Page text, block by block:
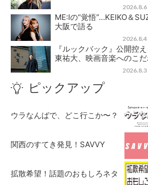
ME:Iの“覚悟”…KEIKO＆
大阪で語る
『ルックバック』公開控
東祐大、映画音楽へのこだ
ピックアップ
ウラなんばで、どこ行こか〜？
関西のすてき発見！SAVVY
拡散希望！話題のおもしろネタ